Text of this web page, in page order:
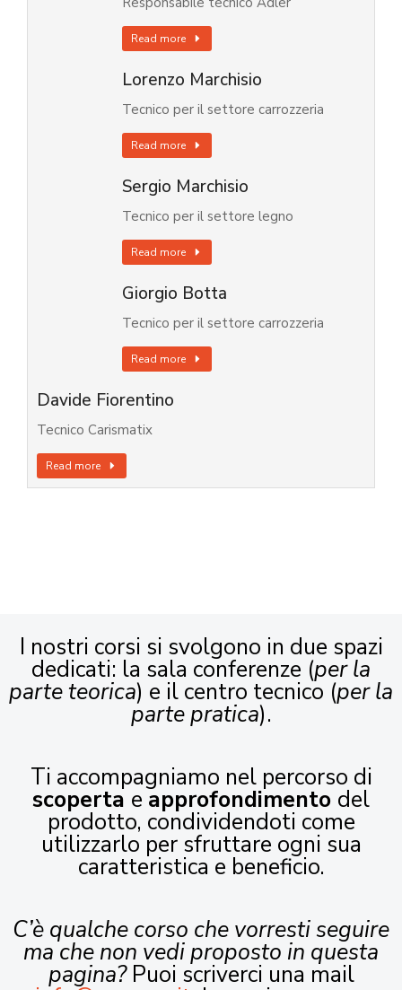
Read more
Lorenzo Marchisio
Tecnico per il settore carrozzeria
Read more
Sergio Marchisio
Tecnico per il settore legno
Read more
Giorgio Botta
Tecnico per il settore carrozzeria
Read more
Davide Fiorentino
Tecnico Carismatix
Read more
I nostri corsi si svolgono in due spazi
dedicati: la sala conferenze (per la
parte teorica) e il centro tecnico (per la
parte pratica).
Ti accompagniamo nel percorso di
scoperta e approfondimento del
prodotto, condividendoti come
utilizzarlo per sfruttare ogni sua
caratteristica e beneficio.
C’è qualche corso che vorresti seguire
ma che non vedi proposto in questa
pagina?Puoi scriverci una mail